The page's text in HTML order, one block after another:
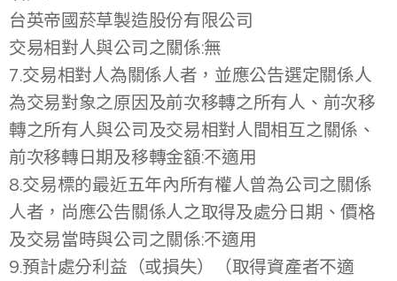
台英帝國菸草製造股份有限公司
交易相對人與公司之關係:無
7.交易相對人為關係人者，並應公告選定關係人
為交易對象之原因及前次移轉之所有人、前次移
轉之所有人與公司及交易相對人間相互之關係、
前次移轉日期及移轉金額:不適用
8.交易標的最近五年內所有權人曾為公司之關係
人者，尚應公告關係人之取得及處分日期、價格
及交易當時與公司之關係:不適用
9.預計處分利益（或損失）（取得資產者不適